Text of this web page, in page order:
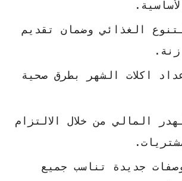
الغذائي وضمان تقديم
اكلات الشهر
بطرق صحية
المالي من خلال الالتزام
جديدة تناسب جميع